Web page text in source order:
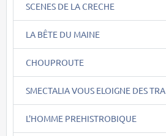
SCENES DE LA CRECHE
LA BÊTE DU MAINE
CHOUPROUTE
SMECTALIA VOUS ELOIGNE DES TRA
L'HOMME PREHISTROBIQUE